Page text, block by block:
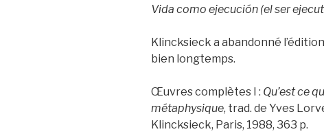
Vida como ejecución (el ser
Klincksieck a abandonné
bien longtemps.
Œuvres complètes I : Qu’est ce
métaphysique, trad. de Yves
Klincksieck, Paris, 1988, 363 p.